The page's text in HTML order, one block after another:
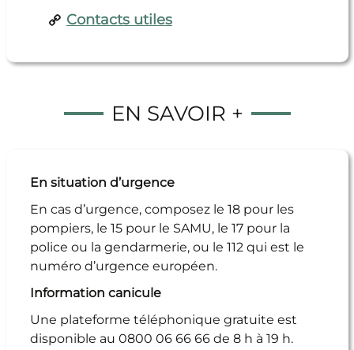
Contacts utiles
EN SAVOIR +
En situation d’urgence
En cas d’urgence, composez le 18 pour les
pompiers, le 15 pour le SAMU, le 17 pour la
police ou la gendarmerie, ou le 112 qui est le
numéro d’urgence européen.
Information canicule
Une plateforme téléphonique gratuite est
disponible au 0800 06 66 66 de 8 h à 19 h.